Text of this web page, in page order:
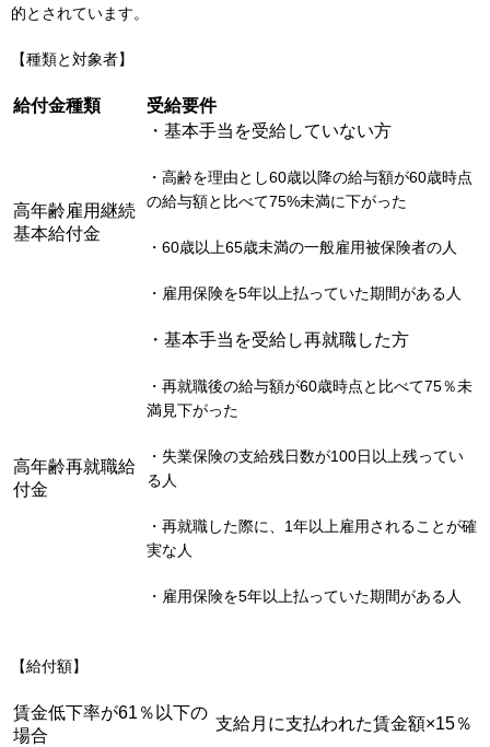
的とされています。
【種類と対象者】
給付金種類 受給要件
高年齢雇用継続
基本給付金
・基本手当を受給していない方
・高齢を理由とし60歳以降の給与額が60歳時点
の給与額と比べて75%未満に下がった
・60歳以上65歳未満の一般雇用被保険者の人
・雇用保険を5年以上払っていた期間がある人
高年齢再就職給
付金
・基本手当を受給し再就職した方
・再就職後の給与額が60歳時点と比べて75％未
満見下がった
・失業保険の支給残日数が100日以上残ってい
る人
・再就職した際に、1年以上雇用されることが確
実な人
・雇用保険を5年以上払っていた期間がある人
【給付額】
賃金低下率が61％以下の
場合
支給月に支払われた賃金額×15％